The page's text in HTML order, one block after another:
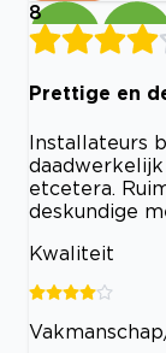
8
Prettige en
Installateurs
etcetera.
deskundige
Kwaliteit